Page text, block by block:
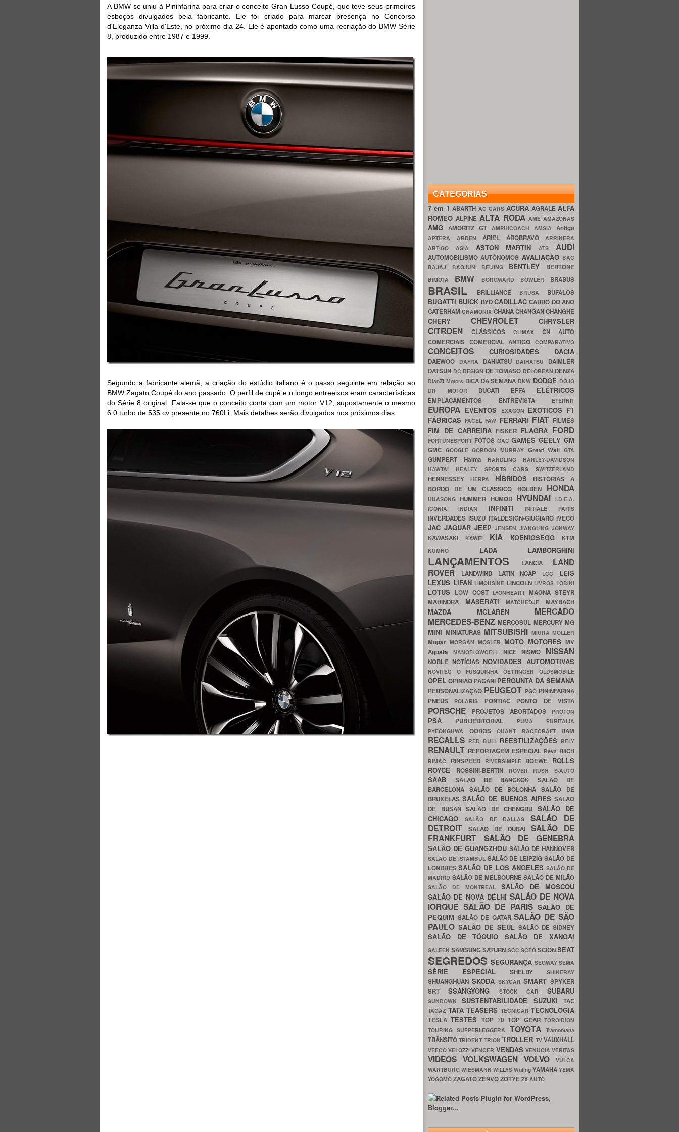
A BMW se uniu à Pininfarina para criar o conceito Gran Lusso Coupé, que teve seus primeiros
esboços divulgados pela fabricante. Ele foi criado para marcar presença no Concorso
d'Eleganza Villa d'Este, no próximo dia 24. Ele é apontado como uma recriação do BMW Série
8, produzido entre 1987 e 1999.
Segundo a fabricante alemã, a criação do estúdio italiano é o passo seguinte em relação ao
BMW Zagato Coupé do ano passado. O perfil de cupê e o longo entreeixos eram características
do Série 8 original. Fala-se que o conceito conta com um motor V12, supostamente o mesmo
6.0 turbo de 535 cv presente no 760Li. Mais detalhes serão divulgados nos próximos dias.
CATEGORIAS
7 em 1ABARTH AC CARS ACURA AGRALE ALFA
ROMEOALPINEALTA RODA AME AMAZONAS
AMG AMORITZ GT AMPHICOACH AMSIA Antigo
APTERA ARDEN ARIEL ARQBRAVO ARRINERA
ARTIGO ASIA ASTON MARTINATS AUDI
AUTOMOBILISMOAUTÔNOMOS AVALIAÇÃO BAC
BAJAJ BAOJUN BEIJING BENTLEY BERTONE
BIMOTA BMW BORGWARD BOWLER BRABUS
BRASIL BRILLIANCE BRUSA BUFALOS
BUGATTI BUICK BYDCADILLACCARRO DO ANO
CATERHAMCHAMONIX CHANACHANGANCHANGHE
CHERY CHEVROLET CHRYSLER
CITROEN CLÁSSICOS CLIMAX CN AUTO
COMERCIAIS COMERCIAL ANTIGOCOMPARATIVO
CONCEITOS CURIOSIDADES DACIA
DAEWOO DAFRA DAHIATSU DAIHATSU DAIMLER
DATSUN DC DESIGN DE TOMASO DELOREAN DENZA
DianZi Motors DICA DA SEMANA DKW DODGE DOJO
DR MOTOR DUCATI EFFA ELÉTRICOS
EMPLACAMENTOS ENTREVISTA ETERNIT
EUROPA EVENTOS EXAGON EXOTICOS F1
FÁBRICASFACELFAW FERRARI FIAT FILMES
FIM DE CARREIRA FISKER FLAGRA FORD
FORTUNESPORT FOTOS GACGAMESGEELYGM
GMC GOOGLEGORDON MURRAY Great WallGTA
GUMPERT HaimaHANDLINGHARLEY-DAVIDSON
HAWTAI HEALEY SPORTS CARS SWITZERLAND
HENNESSEY HERPA HÍBRIDOSHISTÓRIAS A
BORDO DE UM CLÁSSICO HOLDEN HONDA
HUASONGHUMMER HUMOR HYUNDAI I.D.E.A.
ICONIA INDIAN INFINITIINITIALE PARIS
INVERDADESISUZU ITALDESIGN-GIUGIAROIVECO
JAC JAGUAR JEEPJENSENJIANGLINGJONWAY
KAWASAKI KAWEI KIA KOENIGSEGG KTM
KUMHO LADA LAMBORGHINI
LANÇAMENTOS LANCIA LAND
ROVER
LANDWIND LATIN NCAP LCC LEIS
LEXUS LIFAN LIMOUSINE LINCOLN LIVROS LOBINI
LOTUS LOW COST LYONHEART MAGNA STEYR
MAHINDRA MASERATIMATCHEDJEMAYBACH
MAZDA MCLAREN MERCADO
MERCEDES-BENZMERCOSUL MERCURYMG
MINI MINIATURAS MITSUBISHI MIURA MOLLER
Mopar MORGAN MOSLER MOTO MOTORES MV
Agusta NANOFLOWCELL NICENISMO NISSAN
NOBLE NOTÍCIAS NOVIDADES AUTOMOTIVAS
NOVITEC O FUSQUINHA OETTINGER OLDSMOBILE
OPEL OPINIÃO PAGANI PERGUNTA DA SEMANA
PERSONALIZAÇÃO PEUGEOT PGO PININFARINA
PNEUS
POLARIS PONTIAC PONTO DE VISTA
PORSCHE PROJETOS ABORTADOS PROTON
PSA PUBLIEDITORIAL PUMA PURITALIA
PYEONGHWA QOROS QUANT RACECRAFT RAM
RECALLS RED BULL REESTILIZAÇÕES RELY
RENAULT REPORTAGEM ESPECIAL Reva RIICH
RIMAC RINSPEED RIVERSIMPLE ROEWE ROLLS
ROYCE
ROSSINI-BERTIN ROVER RUSH S-AUTO
SAAB SALÃO DE BANGKOKSALÃO DE
BARCELONA SALÃO DE BOLONHASALÃO DE
BRUXELAS SALÃO DE BUENOS AIRES SALÃO
DE BUSAN SALÃO DE CHENGDU SALÃO DE
CHICAGO
SALÃO DE DALLASSALÃO DE
DETROIT
SALÃO DE DUBAI SALÃO DE
FRANKFURT SALÃO DE GENEBRA
SALÃO DE GUANGZHOU SALÃO DE HANNOVER
SALÃO DE ISTAMBUL SALÃO DE LEIPZIGSALÃO DE
LONDRESSALÃO DE LOS ANGELES SALÃO DE
MADRID SALÃO DE MELBOURNESALÃO DE MILÃO
SALÃO DE MONTREAL SALÃO DE MOSCOU
SALÃO DE NOVA DÉLHI SALÃO DE NOVA
IORQUE SALÃO DE PARISSALÃO DE
PEQUIM SALÃO DE QATARSALÃO DE SÃO
PAULO SALÃO DE SEUL SALÃO DE SIDNEY
SALÃO DE TÓQUIO SALÃO DE XANGAI
SALEENSAMSUNGSATURN SCC SCEO SCIONSEAT
SEGREDOSSEGURANÇA SEGWAYSEMA
SÉRIE ESPECIAL SHELBY SHINERAY
SHUANGHUAN SKODA SKYCARSMART SPYKER
SRTSSANGYONG STOCK CAR SUBARU
SUNDOWNSUSTENTABILIDADE SUZUKITAC
TAGAZ TATA TEASERS TECNICAR TECNOLOGIA
TESLATESTES TOP 10TOP GEARTOROIDION
TOURING SUPPERLEGGERA TOYOTATramontana
TRÂNSITOTRIDENT TRIONTROLLER TVVAUXHALL
VEECOVELOZZIVENCER VENDAS VENUCIAVERITAS
VIDEOS VOLKSWAGEN VOLVO
VULCA
WARTBURG WIESMANN WILLYS Wuling YAMAHA YEMA
YOGOMO ZAGATOZENVOZOTYE ZX AUTO